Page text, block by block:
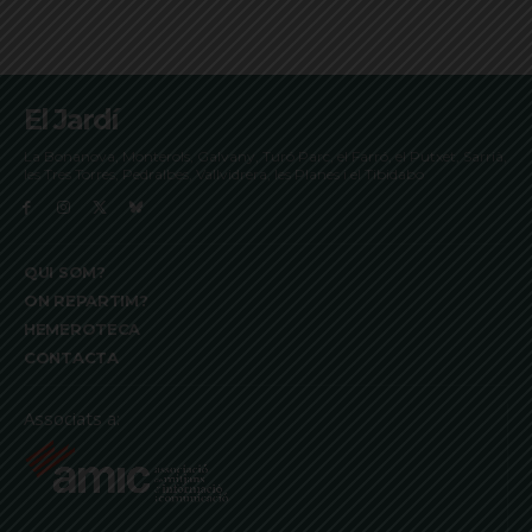
El Jardí
La Bonanova, Monterols, Galvany, Turó Parc, el Farró, el Putxet, Sarrià,
les Tres Torres, Pedralbes, Vallvidrera, les Planes i el Tibidabo
QUI SOM?
ON REPARTIM?
HEMEROTECA
CONTACTA
Associats a: